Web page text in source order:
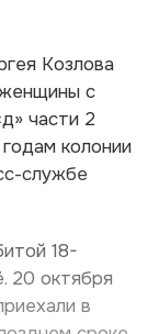
Козлова
с
части 2
колонии
службе
18-
20 октября
в